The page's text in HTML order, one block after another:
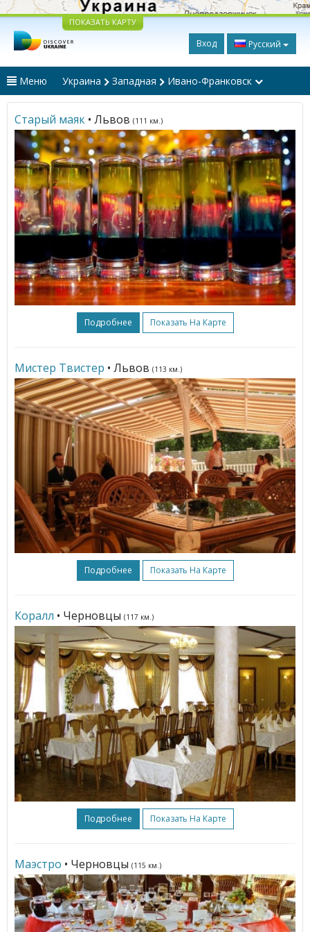
ПОКАЗАТЬ КАРТУ
Вход Русский
Меню Украина Западная Ивано-Франковск
Старый маяк • Львов (111 км.)
Подробнее Показать На Карте
Мистер Твистер • Львов (113 км.)
Подробнее Показать На Карте
Коралл • Черновцы (117 км.)
Подробнее Показать На Карте
Маэстро • Черновцы (115 км.)